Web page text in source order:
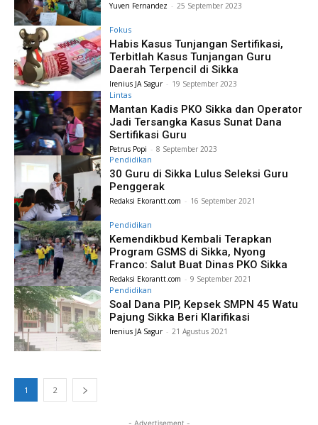
Yuven Fernandez - 25 September 2023
Fokus
Habis Kasus Tunjangan Sertifikasi,
Terbitlah Kasus Tunjangan Guru
Daerah Terpencil di Sikka
Irenius JA Sagur - 19 September 2023
Lintas
Mantan Kadis PKO Sikka dan Operator
Jadi Tersangka Kasus Sunat Dana
Sertifikasi Guru
Petrus Popi - 8 September 2023
Pendidikan
30 Guru di Sikka Lulus Seleksi Guru
Penggerak
Redaksi Ekorantt.com - 16 September 2021
Pendidikan
Kemendikbud Kembali Terapkan
Program GSMS di Sikka, Nyong
Franco: Salut Buat Dinas PKO Sikka
Redaksi Ekorantt.com - 9 September 2021
Pendidikan
Soal Dana PIP, Kepsek SMPN 45 Watu
Pajung Sikka Beri Klarifikasi
Irenius JA Sagur - 21 Agustus 2021
1 2
- Advertisement -